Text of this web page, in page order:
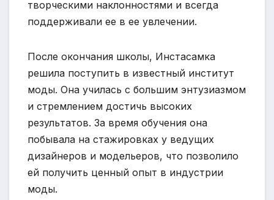
творческими наклонностями и всегда
поддерживали ее в ее увлечении.
После окончания школы, Инстасамка
решила поступить в известный институт
моды. Она училась с большим энтузиазмом
и стремлением достичь высоких
результатов. За время обучения она
побывала на стажировках у ведущих
дизайнеров и модельеров, что позволило
ей получить ценный опыт в индустрии
моды.